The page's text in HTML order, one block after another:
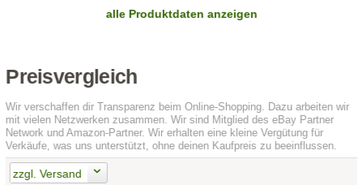
alle Produktdaten anzeigen
Preisvergleich
Wir verschaffen dir Transparenz beim Online-Shopping. Dazu arbeiten wir
mit vielen Netzwerken zusammen. Wir sind Mitglied des eBay Partner
Network und Amazon-Partner. Wir erhalten eine kleine Vergütung für
Verkäufe, was uns unterstützt, ohne deinen Kaufpreis zu beeinflussen.
zzgl. Versand